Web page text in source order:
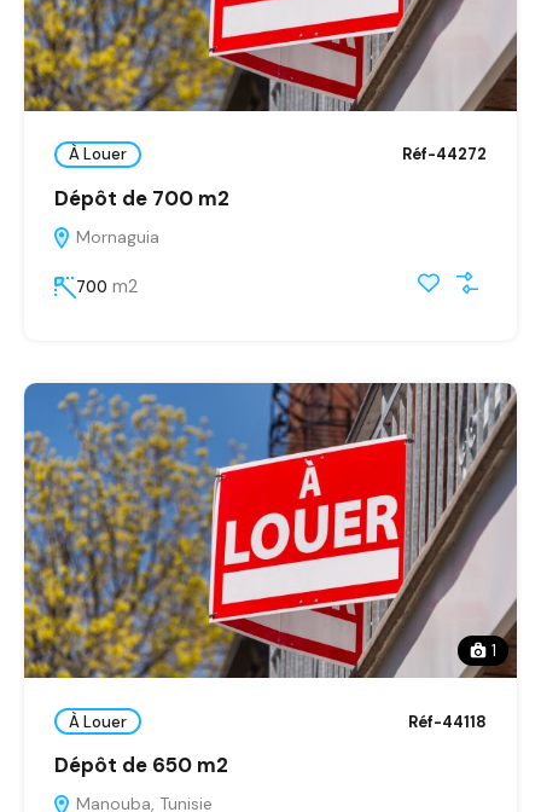
À Louer Réf-44272
Dépôt de 700 m2
Mornaguia
700 m2
1
À Louer Réf-44118
Dépôt de 650 m2
Manouba, Tunisie